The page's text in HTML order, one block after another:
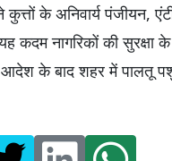
कुत्तों के अनिवार्य पंजीयन,
कदम नागरिकों की
के बाद शहर में पालतू पशु